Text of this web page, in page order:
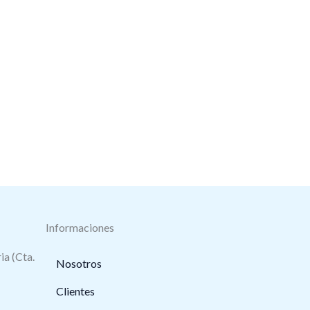
Informaciones
(Cta.
Nosotros
Clientes